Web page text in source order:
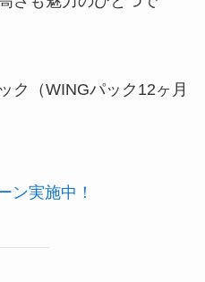
ク（WINGパック12ヶ月
ン実施中！